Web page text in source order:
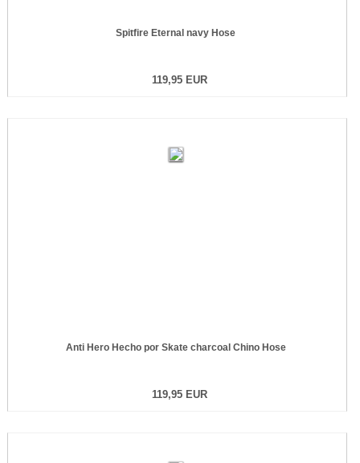
Spitfire Eternal navy Hose
119,95 EUR
Anti Hero Hecho por Skate charcoal Chino Hose
119,95 EUR